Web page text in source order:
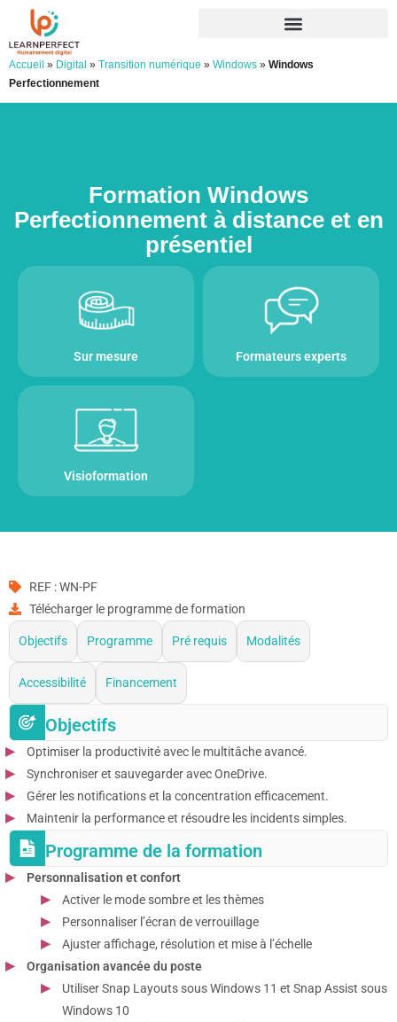
Accueil » Digital » Transition numérique » Windows » Windows
Perfectionnement
Formation Windows
Perfectionnement à distance et en
présentiel
Sur mesure Formateurs experts
Visioformation
REF : WN-PF
Télécharger le programme de formation
Objectifs Programme Pré requis Modalités
Accessibilité Financement
Objectifs
Optimiser la productivité avec le multitâche avancé.
Synchroniser et sauvegarder avec OneDrive.
Gérer les notifications et la concentration efficacement.
Maintenir la performance et résoudre les incidents simples.
Programme de la formation
Personnalisation et confort
Activer le mode sombre et les thèmes
Personnaliser l’écran de verrouillage
Ajuster affichage, résolution et mise à l’échelle
Organisation avancée du poste
Utiliser Snap Layouts sous Windows 11 et Snap Assist sous
Windows 10